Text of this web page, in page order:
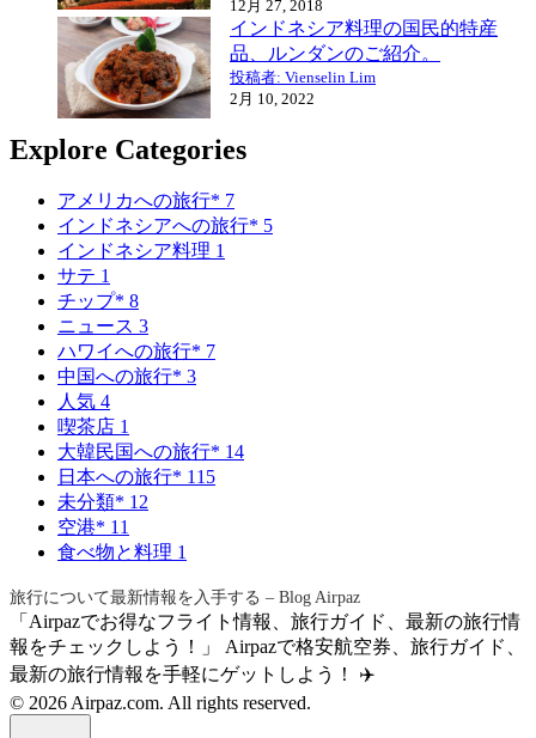
12月 27, 2018
インドネシア料理の国民的特産
品、ルンダンのご紹介。
投稿者: Vienselin Lim
2月 10, 2022
Explore Categories
アメリカへの旅行* 7
インドネシアへの旅行* 5
インドネシア料理 1
サテ 1
チップ* 8
ニュース 3
ハワイへの旅行* 7
中国への旅行* 3
人気 4
喫茶店 1
大韓民国への旅行* 14
日本への旅行* 115
未分類* 12
空港* 11
食べ物と料理 1
旅行について最新情報を入手する – Blog Airpaz
「Airpazでお得なフライト情報、旅行ガイド、最新の旅行情
報をチェックしよう！」 Airpazで格安航空券、旅行ガイド、
最新の旅行情報を手軽にゲットしよう！ ✈️
© 2026 Airpaz.com. All rights reserved.